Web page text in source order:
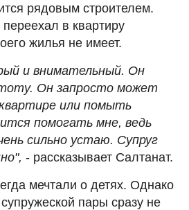
рядовым строителем.
в квартиру
жилья не имеет.
и внимательный. Он
Он запросто может
или помыть
помогать мне, ведь
сильно устаю. Супруг
- рассказывает Салтанат.
мечтали о детях. Однако
пары сразу не